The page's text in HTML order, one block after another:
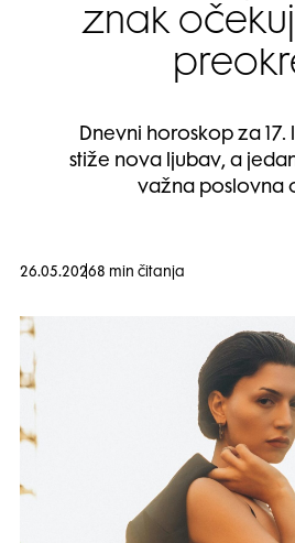
znak
Dnevni horoskop za 17.
stiže nova ljubav, a
važna poslovna
26.05.20268 min čitanja